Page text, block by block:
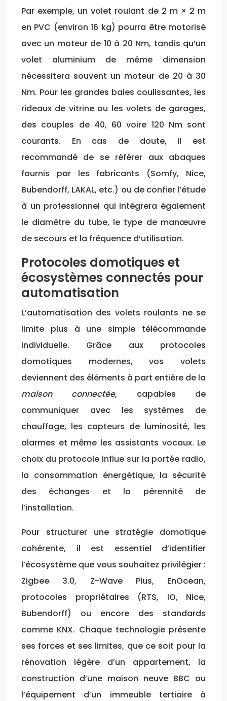
Par exemple, un volet roulant de 2 m × 2 m
en PVC (environ 16 kg) pourra être motorisé
avec un moteur de 10 à 20 Nm, tandis qu’un
volet aluminium de même dimension
nécessitera souvent un moteur de 20 à 30
Nm. Pour les grandes baies coulissantes, les
rideaux de vitrine ou les volets de garages,
des couples de 40, 60 voire 120 Nm sont
courants. En cas de doute, il est
recommandé de se référer aux abaques
fournis par les fabricants (Somfy, Nice,
Bubendorff, LAKAL, etc.) ou de confier l’étude
à un professionnel qui intégrera également
le diamètre du tube, le type de manœuvre
de secours et la fréquence d’utilisation.
Protocoles domotiques et
écosystèmes connectés pour
automatisation
L’automatisation des volets roulants ne se
limite plus à une simple télécommande
individuelle. Grâce aux protocoles
domotiques modernes, vos volets
deviennent des éléments à part entière de la
maison connectée, capables de
communiquer avec les systèmes de
chauffage, les capteurs de luminosité, les
alarmes et même les assistants vocaux. Le
choix du protocole influe sur la portée radio,
la consommation énergétique, la sécurité
des échanges et la pérennité de
l’installation.
Pour structurer une stratégie domotique
cohérente, il est essentiel d’identifier
l’écosystème que vous souhaitez privilégier :
Zigbee 3.0, Z-Wave Plus, EnOcean,
protocoles propriétaires (RTS, IO, Nice,
Bubendorff) ou encore des standards
comme KNX. Chaque technologie présente
ses forces et ses limites, que ce soit pour la
rénovation légère d’un appartement, la
construction d’une maison neuve BBC ou
l’équipement d’un immeuble tertiaire à